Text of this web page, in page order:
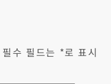
필수 필드는 *로 표시